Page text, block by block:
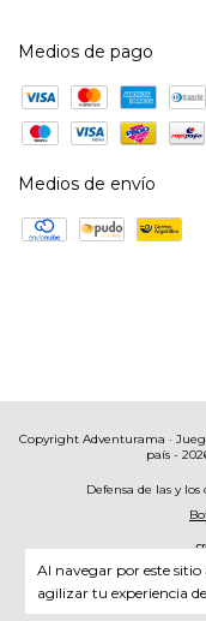
Al navegar por este sitio
agilizar tu experiencia
Medios de pago
Medios de envío
Copyright Adventurama ·
país -
Defensa de las y